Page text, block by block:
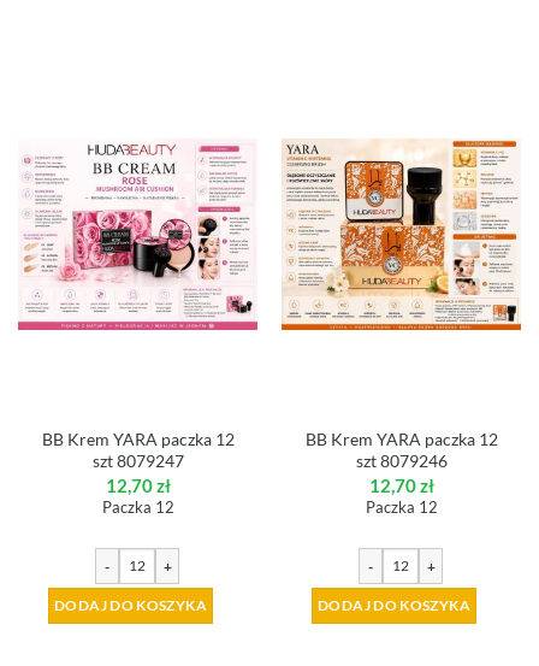
BB Krem YARA paczka 12
szt 8079247
12,70zł
Paczka 12
- +
DODAJ DO KOSZYKA
BB Krem YARA paczka 12
szt 8079246
12,70zł
Paczka 12
- +
DODAJ DO KOSZYKA